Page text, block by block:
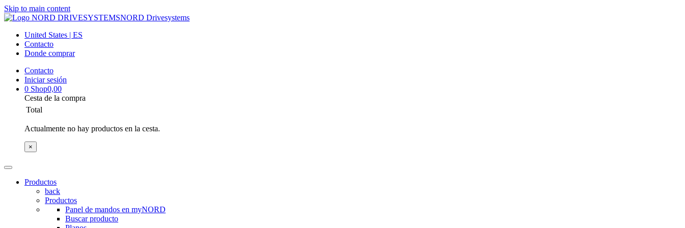
Skip to main content
NORD Drivesystems
United States | ES
Contacto
Donde comprar
Contacto
Iniciar sesión
0 Shop0,00
Cesta de la compra
Total
Actualmente no hay productos en la cesta.
×
Productos
back
Productos
Panel de mandos en myNORD
Buscar producto